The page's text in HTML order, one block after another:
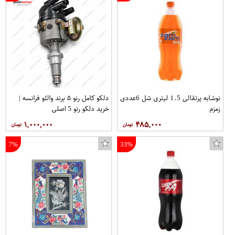
نوشابه پرتقالی 1.5 لیتری شل 6عددی
زمزم
۴۸۵,۰۰۰
دلکو کامل رنو ۵ برند والئو فرانسه |
خرید دلکو رنو 5 اصلی
۱,۰۰۰,۰۰۰
33%
7%